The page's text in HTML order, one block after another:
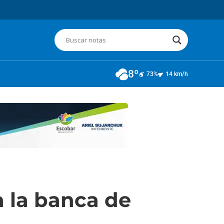
8º 73% 14 km/h
la banca de